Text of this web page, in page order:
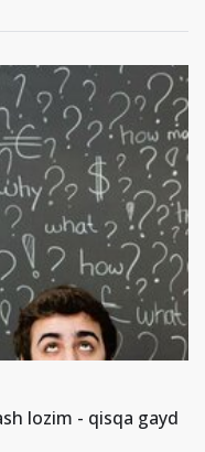
lozim - qisqa gayd